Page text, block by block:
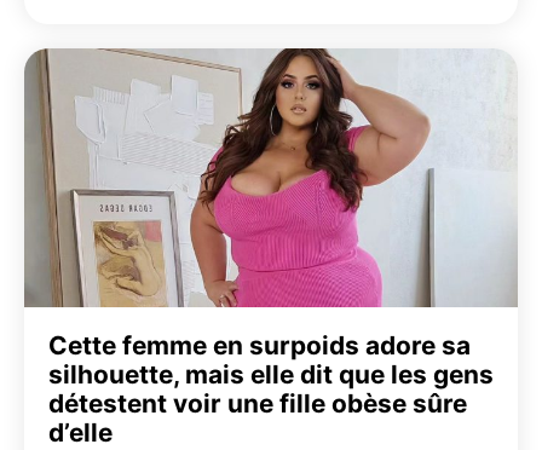
Cette femme en surpoids adore sa
silhouette, mais elle dit que les gens
détestent voir une fille obèse sûre
d’elle